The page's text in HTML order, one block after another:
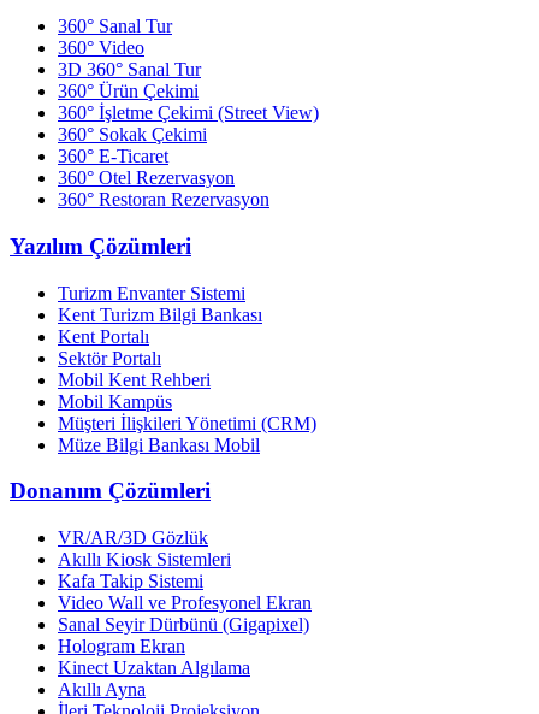
360° Sanal Tur
360° Video
3D 360° Sanal Tur
360° Ürün Çekimi
360° İşletme Çekimi (Street View)
360° Sokak Çekimi
360° E-Ticaret
360° Otel Rezervasyon
360° Restoran Rezervasyon
Yazılım Çözümleri
Turizm Envanter Sistemi
Kent Turizm Bilgi Bankası
Kent Portalı
Sektör Portalı
Mobil Kent Rehberi
Mobil Kampüs
Müşteri İlişkileri Yönetimi (CRM)
Müze Bilgi Bankası Mobil
Donanım Çözümleri
VR/AR/3D Gözlük
Akıllı Kiosk Sistemleri
Kafa Takip Sistemi
Video Wall ve Profesyonel Ekran
Sanal Seyir Dürbünü (Gigapixel)
Hologram Ekran
Kinect Uzaktan Algılama
Akıllı Ayna